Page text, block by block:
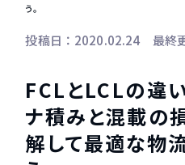
タイへの輸出入
タイへのお酒輸出入
タイへの食品用機械輸送
TRAFFIC CALENDAR
う。
投稿日：2020.02.24 最終
FCLとLCLの違
ナ積みと混載の
解して最適な物